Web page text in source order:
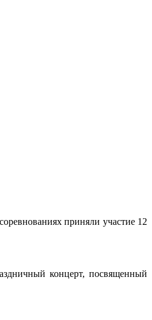
приняли участие 12
концерт, посвященный